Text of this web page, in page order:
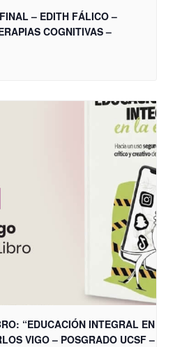
– EDITH FÁLICO –
COGNITIVAS –
“EDUCACIÓN INTEGRAL EN
VIGO – POSGRADO UCSF –